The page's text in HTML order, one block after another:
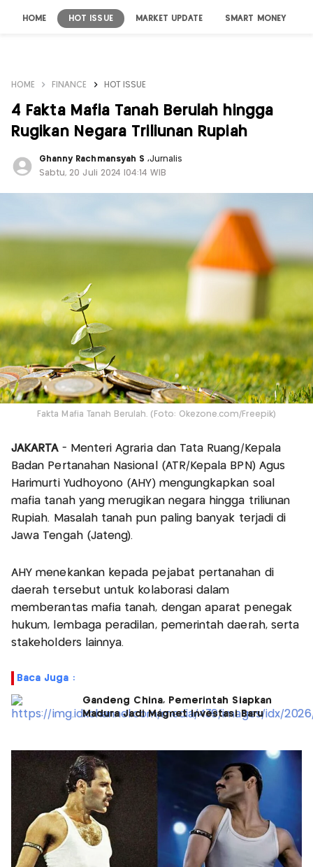
HOME HOT ISSUE MARKET UPDATE SMART MONEY
HOME FINANCE HOT ISSUE
4 Fakta Mafia Tanah Berulah hingga
Rugikan Negara Triliunan Rupiah
Ghanny Rachmansyah S,Jurnalis
Sabtu, 20 Juli 2024 |04:14 WIB
Fakta Mafia Tanah Berulah. (Foto: Okezone.com/Freepik)
JAKARTA - Menteri Agraria dan Tata Ruang/Kepala
Badan Pertanahan Nasional (ATR/Kepala BPN) Agus
Harimurti Yudhoyono (AHY) mengungkapkan soal
mafia tanah yang merugikan negara hingga triliunan
Rupiah. Masalah tanah pun paling banyak terjadi di
Jawa Tengah (Jateng).
AHY menekankan kepada pejabat pertanahan di
daerah tersebut untuk kolaborasi dalam
memberantas mafia tanah, dengan aparat penegak
hukum, lembaga peradilan, pemerintah daerah, serta
stakeholders lainnya.
Baca Juga :
Gandeng China, Pemerintah Siapkan
Madura Jadi Magnet Investasi Baru